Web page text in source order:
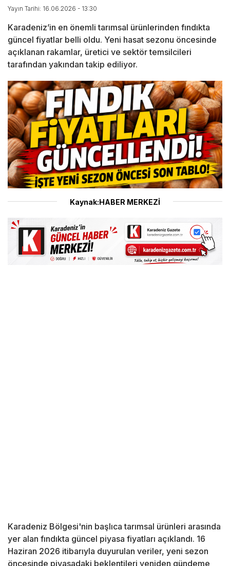
Yayın Tarihi: 16.06.2026 - 13:30
Karadeniz’in en önemli tarımsal ürünlerinden fındıkta
güncel fiyatlar belli oldu. Yeni hasat sezonu öncesinde
açıklanan rakamlar, üretici ve sektör temsilcileri
tarafından yakından takip ediliyor.
Kaynak:HABER MERKEZİ
Karadeniz Bölgesi'nin başlıca tarımsal ürünleri arasında
yer alan fındıkta güncel piyasa fiyatları açıklandı. 16
Haziran 2026 itibarıyla duyurulan veriler, yeni sezon
öncesinde piyasadaki beklentileri yeniden gündeme